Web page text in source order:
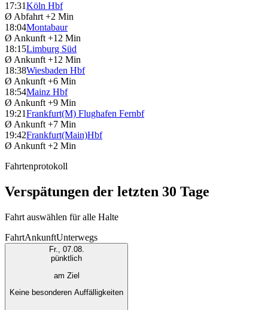
17:31Köln Hbf
Ø Abfahrt +2 Min
18:04Montabaur
Ø Ankunft +12 Min
18:15Limburg Süd
Ø Ankunft +12 Min
18:38Wiesbaden Hbf
Ø Ankunft +6 Min
18:54Mainz Hbf
Ø Ankunft +9 Min
19:21Frankfurt(M) Flughafen Fernbf
Ø Ankunft +7 Min
19:42Frankfurt(Main)Hbf
Ø Ankunft +2 Min
Fahrtenprotokoll
Verspätungen der letzten 30 Tage
Fahrt auswählen für alle Halte
FahrtAnkunftUnterwegs
Fr., 07.08.
pünktlich
am Ziel
Keine besonderen Auffälligkeiten